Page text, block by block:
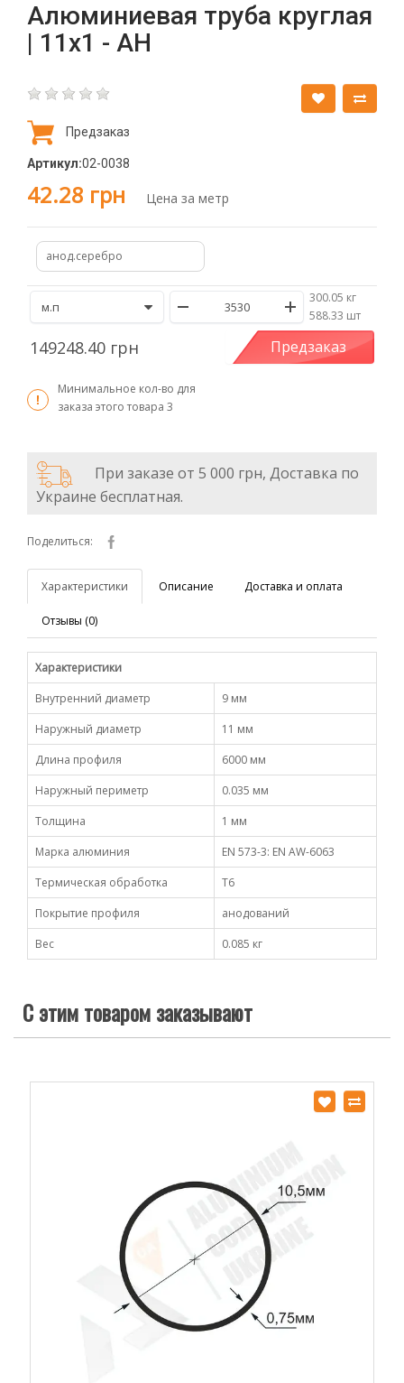
Алюминиевая труба круглая
| 11х1 - АН
Предзаказ
Артикул:02-0038
42.28 грн Цена за метр
анод.серебро
300.05 кг
/588.33 шт
149248.40 грн Предзаказ
Минимальное кол-во для
заказа этого товара 3
При заказе от 5 000 грн, Доставка по
Украине бесплатная.
Поделиться:
Характеристики Описание Доставка и оплата
Отзывы (0)
Характеристики
Внутренний диаметр
9 мм
Наружный диаметр
11 мм
Длина профиля
6000 мм
Наружный периметр
0.035 мм
Толщина
1 мм
Марка алюминия
EN 573-3: EN AW-6063
Термическая обработка
Т6
Покрытие профиля
анодований
Вес
0.085 кг
С этим товаром заказывают